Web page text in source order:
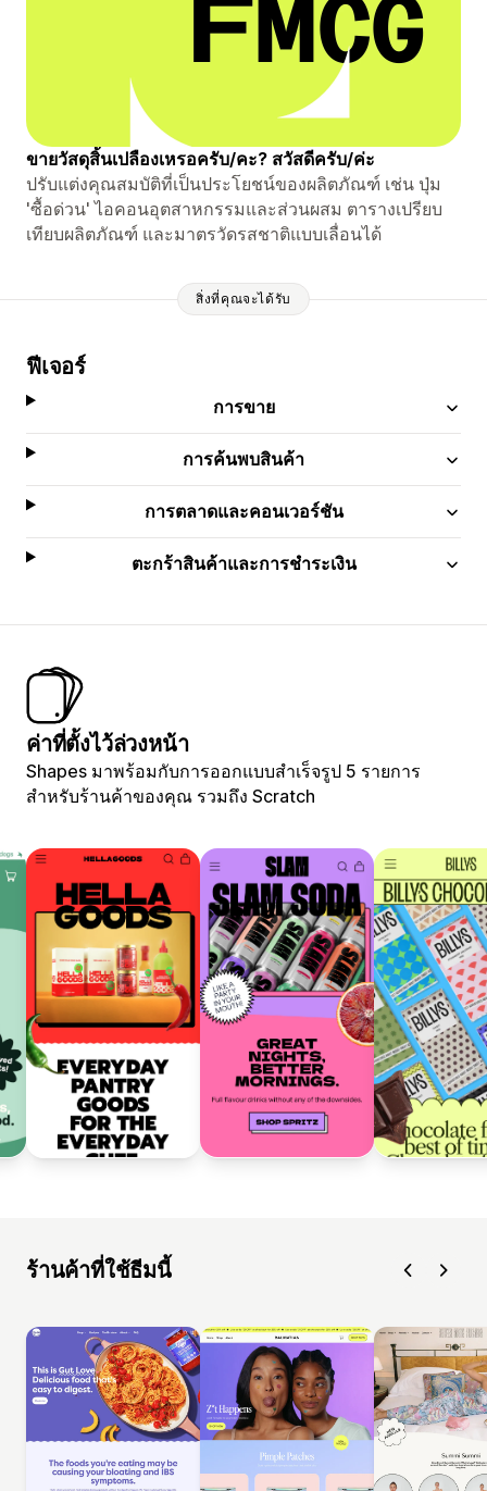
ขายวัสดุสิ้นเปลืองเหรอครับ/คะ? สวัสดีครับ/ค่ะ
ปรับแต่งคุณสมบัติที่เป็นประโยชน์ของผลิตภัณฑ์ เช่น ปุ่ม
'ซื้อด่วน' ไอคอนอุตสาหกรรมและส่วนผสม ตารางเปรียบ
เทียบผลิตภัณฑ์ และมาตรวัดรสชาติแบบเลื่อนได้
สิ่งที่คุณจะได้รับ
ฟีเจอร์
การขาย
การค้นพบสินค้า
การตลาดและคอนเวอร์ชัน
ตะกร้าสินค้าและการชำระเงิน
ค่าที่ตั้งไว้ล่วงหน้า
Shapes มาพร้อมกับการออกแบบสำเร็จรูป 5 รายการ
สำหรับร้านค้าของคุณ รวมถึง Scratch
ร้านค้าที่ใช้ธีมนี้